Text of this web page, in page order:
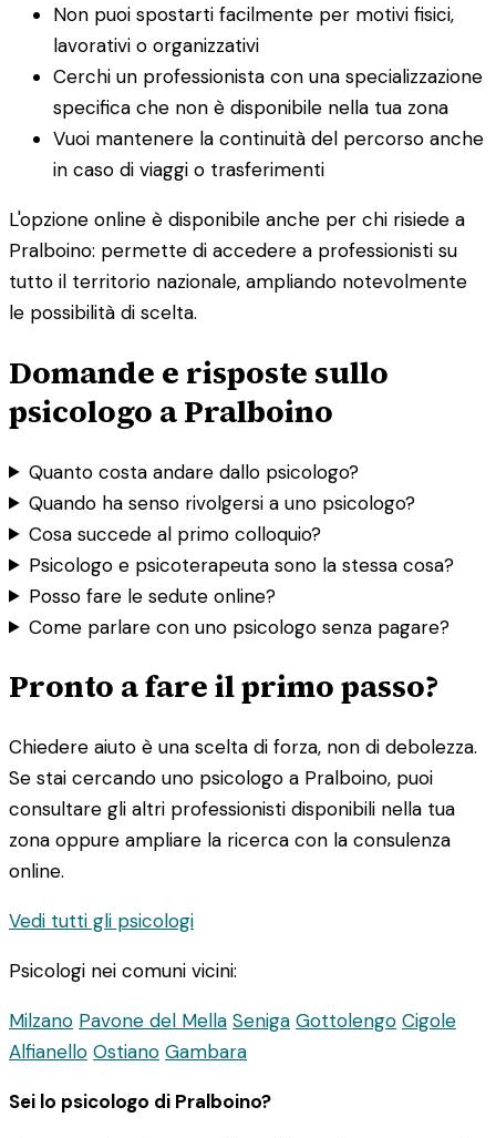
Non puoi spostarti facilmente per motivi fisici,
lavorativi o organizzativi
Cerchi un professionista con una specializzazione
specifica che non è disponibile nella tua zona
Vuoi mantenere la continuità del percorso anche
in caso di viaggi o trasferimenti
L'opzione online è disponibile anche per chi risiede a
Pralboino: permette di accedere a professionisti su
tutto il territorio nazionale, ampliando notevolmente
le possibilità di scelta.
Domande e risposte sullo
psicologo a Pralboino
Quanto costa andare dallo psicologo?
Quando ha senso rivolgersi a uno psicologo?
Cosa succede al primo colloquio?
Psicologo e psicoterapeuta sono la stessa cosa?
Posso fare le sedute online?
Come parlare con uno psicologo senza pagare?
Pronto a fare il primo passo?
Chiedere aiuto è una scelta di forza, non di debolezza.
Se stai cercando uno psicologo a Pralboino, puoi
consultare gli altri professionisti disponibili nella tua
zona oppure ampliare la ricerca con la consulenza
online.
Vedi tutti gli psicologi
Psicologi nei comuni vicini:
Milzano Pavone del Mella Seniga Gottolengo Cigole
Alfianello Ostiano Gambara
Sei lo psicologo di Pralboino?